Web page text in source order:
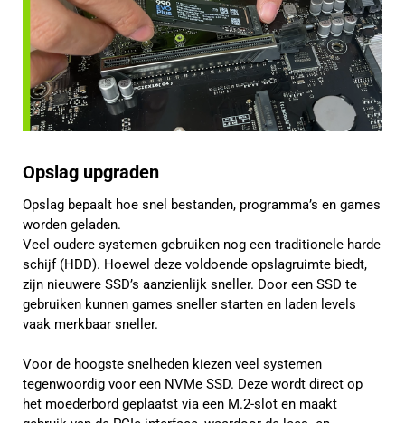
Opslag upgraden
Opslag bepaalt hoe snel bestanden, programma’s en games
worden geladen.
Veel oudere systemen gebruiken nog een traditionele harde
schijf (HDD). Hoewel deze voldoende opslagruimte biedt,
zijn nieuwere SSD’s aanzienlijk sneller. Door een SSD te
gebruiken kunnen games sneller starten en laden levels
vaak merkbaar sneller.
Voor de hoogste snelheden kiezen veel systemen
tegenwoordig voor een NVMe SSD. Deze wordt direct op
het moederbord geplaatst via een M.2-slot en maakt